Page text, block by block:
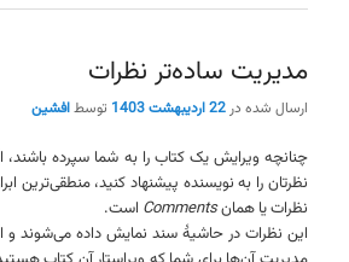
مدیریت ساده‌تر نظرات
ارسال شده در22 اردیبهشت 1403 توسطافشین
چنانچه ویرایش یک کتاب را به شما سپرده
نظرتان را به نویسنده پیشنهاد کنید، منطقی‌ترین
نظرات یا همانComments است.
این نظرات در حاشیهٔ سند نمایش داده می‌شوند و